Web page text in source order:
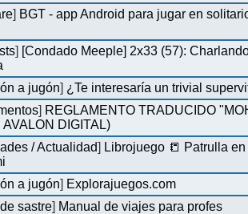
] BGT - app Android para jugar en
] [Condado Meeple] 2x33 (57):
a jugón] ¿Te interesaría un trivial
] REGLAMENTO TRADUCIDO
AVALON DIGITAL)
/ Actualidad] Librojuego 📒 Patrulla
a jugón] Explorajuegos.com
sastre] Manual de viajes para profes